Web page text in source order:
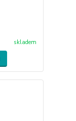
skladem